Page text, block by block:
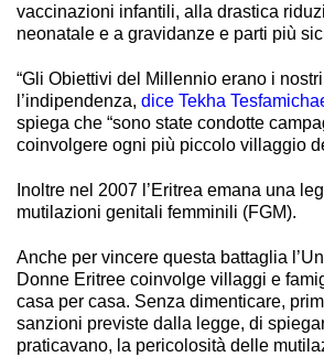
vaccinazioni infantili, alla drastica
neonatale e a gravidanze e parti più
“Gli Obiettivi del Millennio erano i
l’indipendenza, dice Tekha
spiega che “sono state condotte
coinvolgere ogni più piccolo villaggio
Inoltre nel 2007 l’Eritrea emana una
mutilazioni genitali femminili (FGM).
Anche per vincere questa battaglia
Donne Eritree coinvolge villaggi e
casa per casa. Senza dimenticare,
sanzioni previste dalla legge, di
praticavano, la pericolosità delle